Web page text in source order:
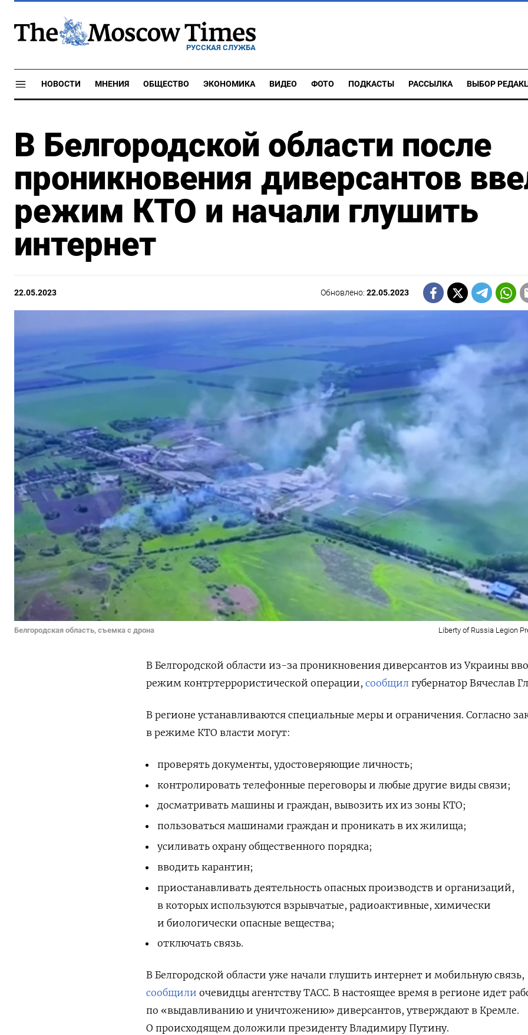
РУССКАЯ СЛУЖБА
НОВОСТИ МНЕНИЯ ОБЩЕСТВО ЭКОНОМИКА ВИДЕО ФОТО ПОДКАСТЫ РАССЫЛКА ВЫБОР
В Белгородской области после
проникновения диверсантов
режим КТО и начали глушить
интернет
22.05.2023 Обновлено:22.05.2023
Белгородская область, съемка с дрона Liberty of Russia Legion
В Белгородской области из-за проникновения диверсантов из Украины
режим контртеррористической операции, сообщил губернатор Вячеслав
В регионе устанавливаются специальные меры и ограничения. Согласно
в режиме КТО власти могут:
проверять документы, удостоверяющие личность;
контролировать телефонные переговоры и любые другие виды связи;
досматривать машины и граждан, вывозить их из зоны КТО;
пользоваться машинами граждан и проникать в их жилища;
усиливать охрану общественного порядка;
вводить карантин;
приостанавливать деятельность опасных производств и организаций,
в которых используются взрывчатые, радиоактивные, химически
и биологически опасные вещества;
отключать связь.
В Белгородской области уже начали глушить интернет и мобильную связь,
сообщили очевидцы агентству ТАСС. В настоящее время в регионе идет
по «выдавливанию и уничтожению» диверсантов, утверждают в Кремле.
О происходящем доложили президенту Владимиру Путину.